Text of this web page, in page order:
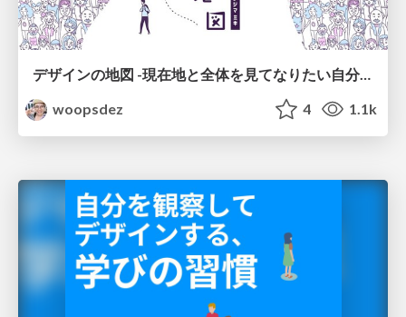
デザインの地図 -現在地と全体を見てなりたい自分探し-
woopsdez
4 1.1k